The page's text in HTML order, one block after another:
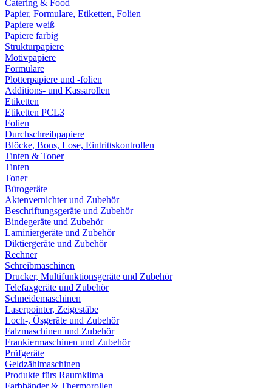
Catering & Food
Papier, Formulare, Etiketten, Folien
Papiere weiß
Papiere farbig
Strukturpapiere
Motivpapiere
Formulare
Plotterpapiere und -folien
Additions- und Kassarollen
Etiketten
Etiketten PCL3
Folien
Durchschreibpapiere
Blöcke, Bons, Lose, Eintrittskontrollen
Tinten & Toner
Tinten
Toner
Bürogeräte
Aktenvernichter und Zubehör
Beschriftungsgeräte und Zubehör
Bindegeräte und Zubehör
Laminiergeräte und Zubehör
Diktiergeräte und Zubehör
Rechner
Schreibmaschinen
Drucker, Multifunktionsgeräte und Zubehör
Telefaxgeräte und Zubehör
Schneidemaschinen
Laserpointer, Zeigestäbe
Loch-, Ösgeräte und Zubehör
Falzmaschinen und Zubehör
Frankiermaschinen und Zubehör
Prüfgeräte
Geldzählmaschinen
Produkte fürs Raumklima